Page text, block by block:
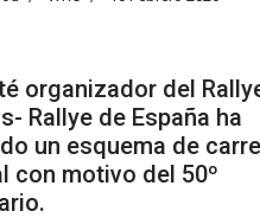
organizador del
Rallye de España ha
un esquema de
con motivo del 50º